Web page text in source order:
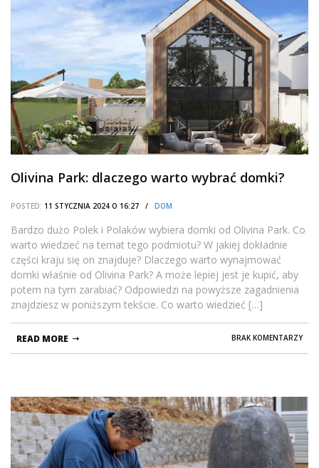
Olivina Park: dlaczego warto wybrać domki?
POSTED: 11 STYCZNIA 2024 O 16:27 / DOM
Bardzo dużo Polek i Polaków wybiera domki od Olivina Park. Co
warto wiedzieć na temat tego podmiotu? W jakiej dokładnie
części kraju się on znajduje? Dlaczego warto wynajmować
domki właśnie od Olivina Park? A może lepiej jest je kupić, aby
potem na tym zarabiać? Odpowiedzi na powyższe zagadnienia
znajdziesz w poniższym tekście. Co warto wiedzieć […]
BRAK KOMENTARZY
READ MORE